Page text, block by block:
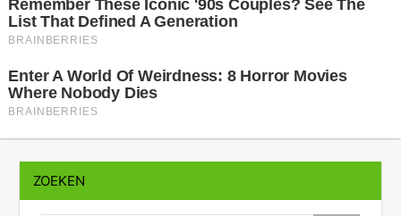
ZOEKEN